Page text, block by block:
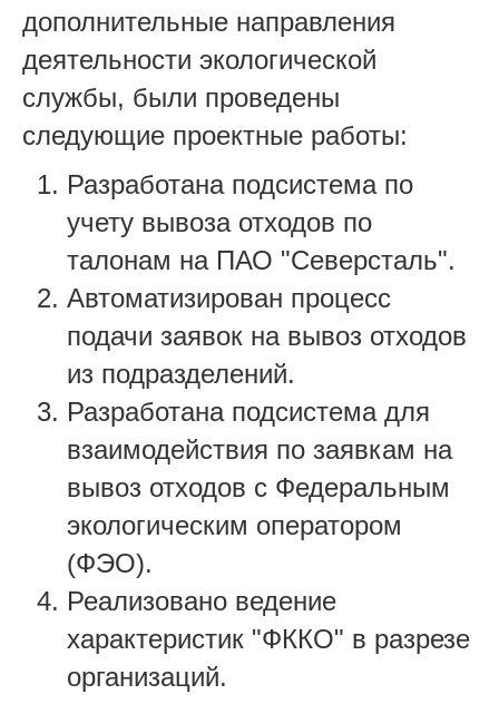
дополнительные направления
деятельности экологической
службы, были проведены
следующие проектные работы:
Разработана подсистема по
учету вывоза отходов по
талонам на ПАО "Северсталь".
Автоматизирован процесс
подачи заявок на вывоз отходов
из подразделений.
Разработана подсистема для
взаимодействия по заявкам на
вывоз отходов с Федеральным
экологическим оператором
(ФЭО).
Реализовано ведение
характеристик "ФККО" в разрезе
организаций.